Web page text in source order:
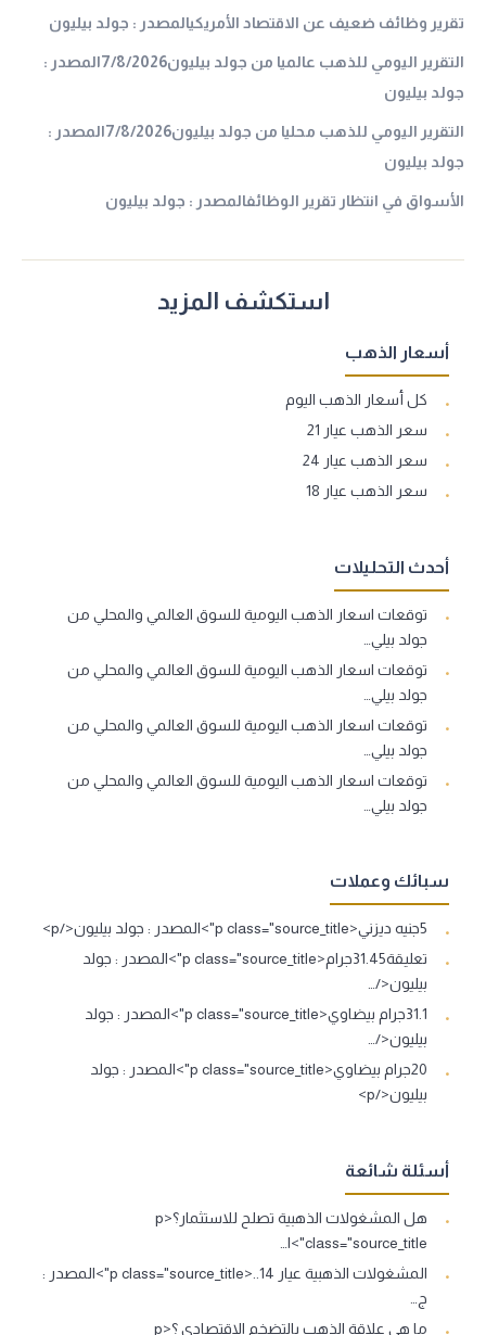
تقرير وظائف ضعيف عن الاقتصاد الأمريكيالمصدر : جولد بيليون
التقرير اليومي للذهب عالميا من جولد بيليون7/8/2026المصدر :
جولد بيليون
التقرير اليومي للذهب محليا من جولد بيليون7/8/2026المصدر :
جولد بيليون
الأسواق في انتظار تقرير الوظائفالمصدر : جولد بيليون
استكشف المزيد
أسعار الذهب
كل أسعار الذهب اليوم
سعر الذهب عيار 21
سعر الذهب عيار 24
سعر الذهب عيار 18
أحدث التحليلات
توقعات اسعار الذهب اليومية للسوق العالمي والمحلي من
جولد بيلي…
توقعات اسعار الذهب اليومية للسوق العالمي والمحلي من
جولد بيلي…
توقعات اسعار الذهب اليومية للسوق العالمي والمحلي من
جولد بيلي…
توقعات اسعار الذهب اليومية للسوق العالمي والمحلي من
جولد بيلي…
سبائك وعملات
5جنيه ديزني<p class="source_title">المصدر : جولد بيليون</p>
تعليقة31.45جرام<p class="source_title">المصدر : جولد
بيليون</…
31.1جرام بيضاوي<p class="source_title">المصدر : جولد
بيليون</…
20جرام بيضاوي<p class="source_title">المصدر : جولد
بيليون</p>
أسئلة شائعة
هل المشغولات الذهبية تصلح للاستثمار؟<p
class="source_title">ا…
المشغولات الذهبية عيار 14..<p class="source_title">المصدر :
ج…
ما هي علاقة الذهب بالتضخم الاقتصادي ؟<p